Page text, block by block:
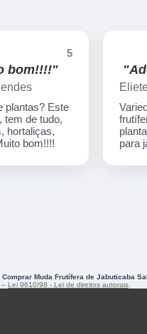
5
bom!!!!"
plantas? Este
tem de tudo,
hortaliças,
bom!!!!
para
Comprar Muda Frutífera de Jabuticaba
– Lei 9610/98 - Lei de direitos autorais